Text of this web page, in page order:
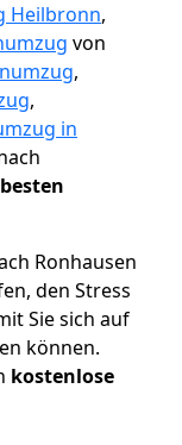
Heilbronn,
von
,
,
in
Ronhausen
den Stress
Sie sich auf
können.
kostenlose